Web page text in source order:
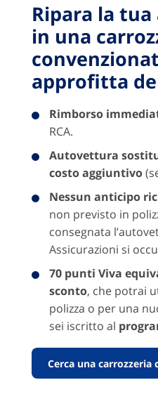
Ripara la
in una
approfitta
Rimborso
RCA.
Autovettura
costo aggiuntivo
Nessun anticipo
non previsto in
consegnata
Assicurazioni si
70 punti Viva
sconto, che potrai
polizza o per una
sei iscritto al
Cerca una carrozzeria